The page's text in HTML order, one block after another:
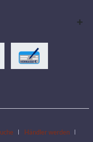
Händler werden